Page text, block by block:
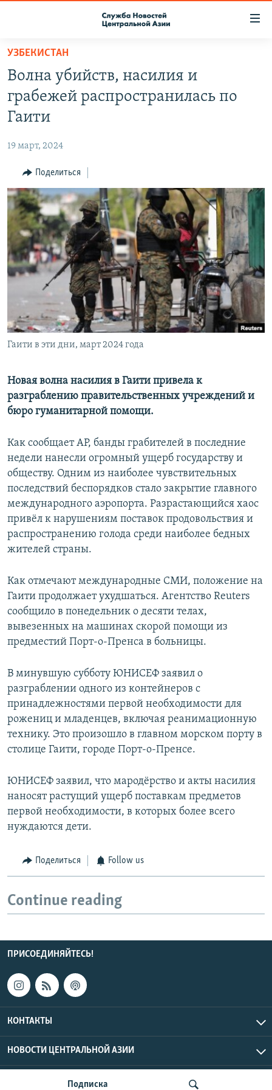
Вернуться
основному
содержанию
Вернутся
главной
навигации
Вернутся
поиску
ПОДПИСКА
КОНТАКТЫ
НАСТОЯЩЕЕ ВРЕМЯ
МИГРАНТ МЕДИА
Подписка
УЗБЕКИСТАН
Волна убийств, насилия и
грабежей распространилась по
Гаити
19 март, 2024
Поделиться
Гаити в эти дни, март 2024 года
Новая волна насилия в Гаити привела к
разграблению правительственных учреждений и
бюро гуманитарной помощи.
Как сообщает AP, банды грабителей в последние
недели нанесли огромный ущерб государству и
обществу. Одним из наиболее чувствительных
последствий беспорядков стало закрытие главного
международного аэропорта. Разрастающийся хаос
привёл к нарушениям поставок продовольствия и
распространению голода среди наиболее бедных
жителей страны.
Как отмечают международные СМИ, положение на
Гаити продолжает ухудшаться. Агентство Reuters
сообщило в понедельник о десяти телах,
вывезенных на машинах скорой помощи из
предместий Порт-о-Пренса в больницы.
В минувшую субботу ЮНИСЕФ заявил о
разграблении одного из контейнеров с
принадлежностями первой необходимости для
рожениц и младенцев, включая реанимационную
технику. Это произошло в главном морском порту в
столице Гаити, городе Порт-о-Пренсе.
ЮНИСЕФ заявил, что мародёрство и акты насилия
наносят растущий ущерб поставкам предметов
первой необходимости, в которых более всего
нуждаются дети.
Поделиться Follow us
Continue reading
ПРИСОЕДИНЯЙТЕСЬ!
КОНТАКТЫ
НОВОСТИ ЦЕНТРАЛЬНОЙ АЗИИ
CENTRAL ASIAN © 2026 RFE/RL, Inc. | Все права защищены.